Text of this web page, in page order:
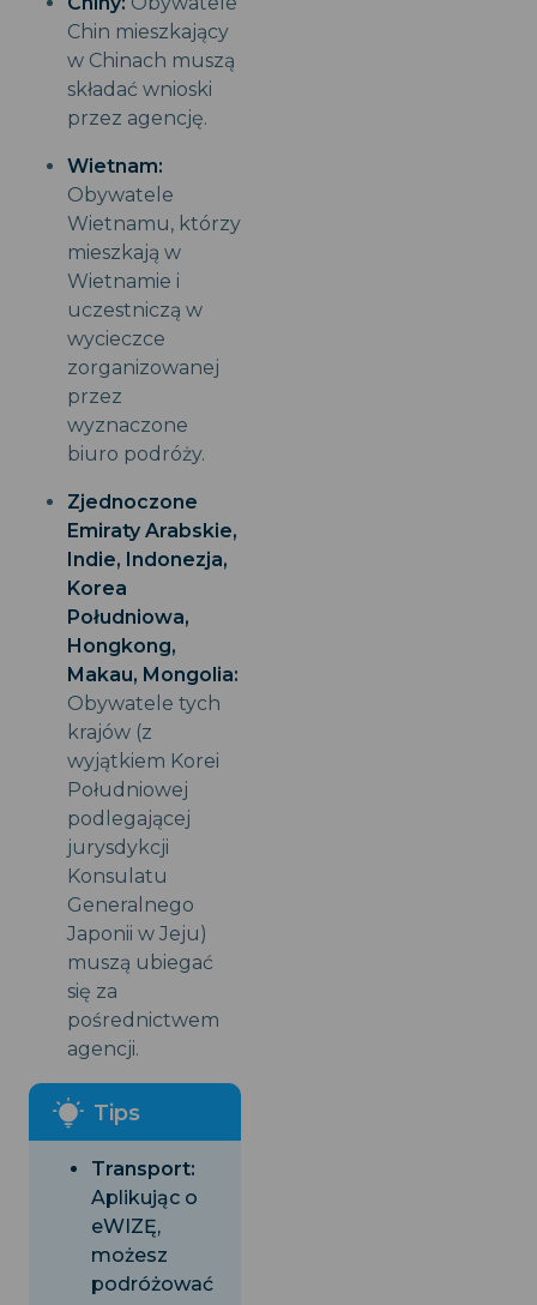
Chin mieszkający
w Chinach muszą
składać wnioski
przez agencję.
Wietnam:
Obywatele
Wietnamu, którzy
mieszkają w
Wietnamie i
uczestniczą w
wycieczce
zorganizowanej
przez
wyznaczone
biuro podróży.
Zjednoczone
Emiraty Arabskie,
Indie, Indonezja,
Korea
Południowa,
Hongkong,
Makau, Mongolia:
Obywatele tych
krajów (z
wyjątkiem Korei
Południowej
podlegającej
jurysdykcji
Konsulatu
Generalnego
Japonii w Jeju)
muszą ubiegać
się za
pośrednictwem
agencji.
Transport:
Aplikując o
eWIZĘ,
możesz
podróżować